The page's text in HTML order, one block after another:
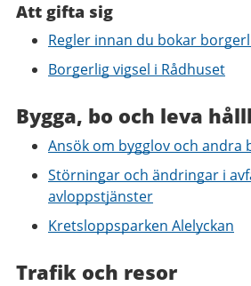
Att gifta sig
Regler innan du bokar
Borgerlig vigsel i Rådhuset
Bygga, bo och leva
Ansök om bygglov och andra
Störningar och ändringar i
avloppstjänster
Kretsloppsparken Alelyckan
Trafik och resor